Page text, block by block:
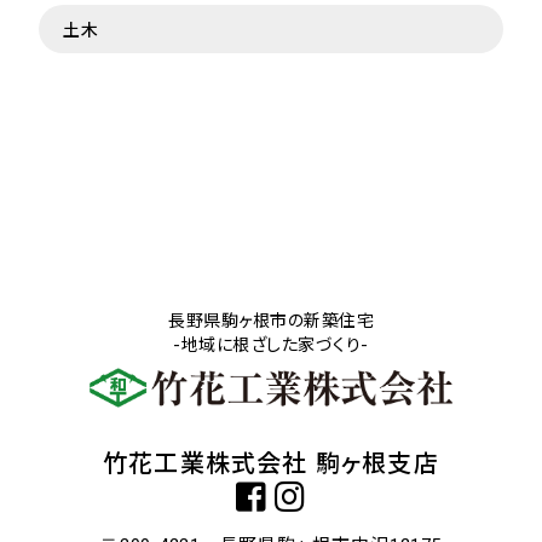
土木
長野県駒ヶ根市の新築住宅
-地域に根ざした家づくり-
竹花工業株式会社 駒ヶ根支店